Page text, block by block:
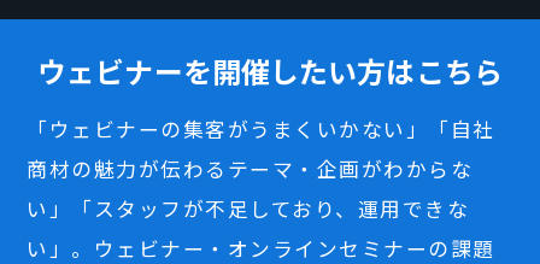
ウェビナーを開催したい方はこちら
「ウェビナーの集客がうまくいかない」「自社
商材の魅力が伝わるテーマ・企画がわからな
い」「スタッフが不足しており、運用できな
い」。ウェビナー・オンラインセミナーの課題